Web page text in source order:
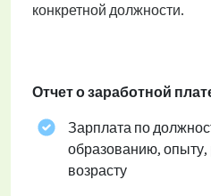
конкретной должности.
Отчет о заработной
Зарплата по
образованию,
возрасту